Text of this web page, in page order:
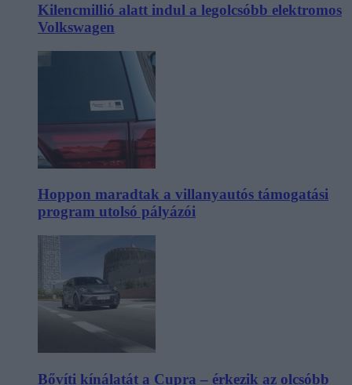
Kilencmillió alatt indul a legolcsóbb elektromos
Volkswagen
Hoppon maradtak a villanyautós támogatási
program utolsó pályázói
Bővíti kínálatát a Cupra – érkezik az olcsóbb